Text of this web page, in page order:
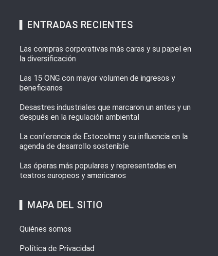
ENTRADAS RECIENTES
Las compras corporativas más caras y su papel en
la diversificación
Las 15 ONG con mayor volumen de ingresos y
beneficiarios
Desastres industriales que marcaron un antes y un
después en la regulación ambiental
La conferencia de Estocolmo y su influencia en la
agenda de desarrollo sostenible
Las óperas más populares y representadas en
teatros europeos y americanos
MAPA DEL SITIO
Quiénes somos
Política de Privacidad